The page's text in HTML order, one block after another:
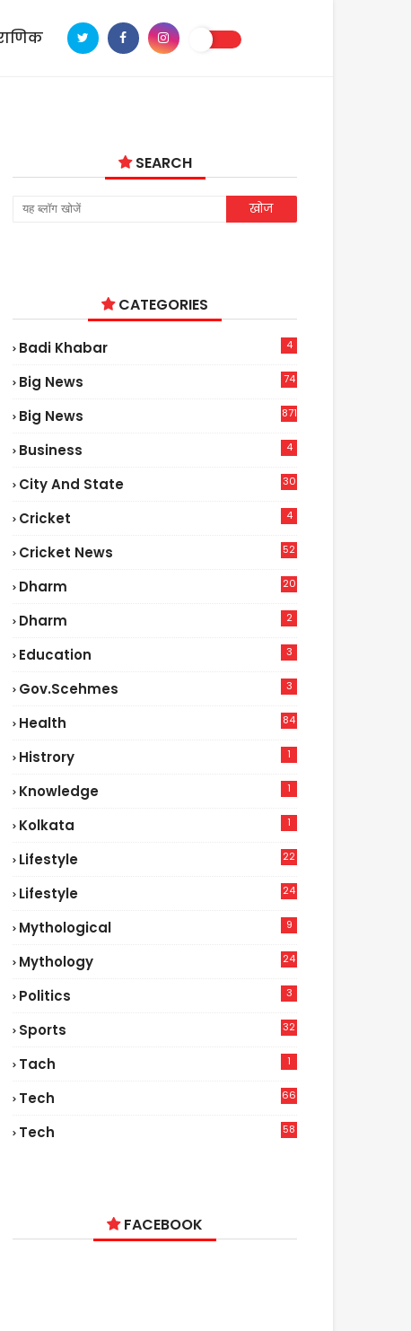
SEARCH
CATEGORIES
Badi Khabar 4
Big News
74
Big News 871
Business 4
City And State 30
Cricket 4
Cricket News
52
Dharm 20
Dharm 2
Education 3
Gov.scehmes 3
Health
84
Histrory 1
Knowledge 1
Kolkata 1
Lifestyle
22
Lifestyle
24
Mythological 9
Mythology 24
Politics 3
Sports 32
Tach 1
Tech
66
Tech
58
FACEBOOK